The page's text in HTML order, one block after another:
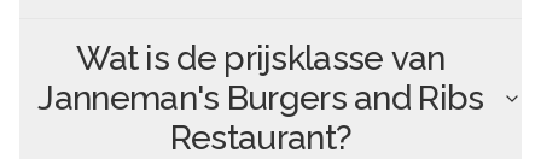
Wat is de prijsklasse van
Janneman's Burgers and Ribs
Restaurant?